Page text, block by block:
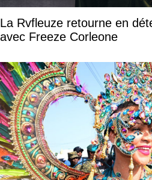
La Rvfleuze retourne en
avec Freeze Corleone